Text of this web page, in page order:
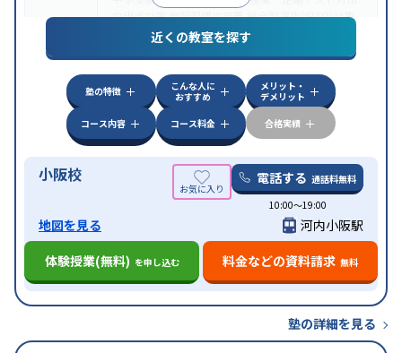
内申点対策学習習慣の定着総合型選抜(旧AO)対策
推薦入試対策 学校別特化対策
特徴
中高一貫校生に対応授業の振替可能 不登校生に対
学習にPC・タブレットを利用オンライン対応
科目から受講可能季節講習のみの受講可自習室あ
り
近くの教室を探す
塾の特徴
こんな人に
おすすめ
メリット・
デメリット
コース内容
コース料金 合格実績
小阪校 電話する 通話料無料
10:00～19:00
地図を見る
河内小阪駅
体験授業(無料) を申し込む 料金などの資料請求 無料
塾の詳細を見る